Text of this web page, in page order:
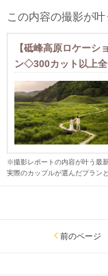
この内容の撮影が叶
【砥峰高原ロケーシ
ン◇300カット以上全
※撮影レポートの内容が叶う最
実際のカップルが選んだプラン
前のページ